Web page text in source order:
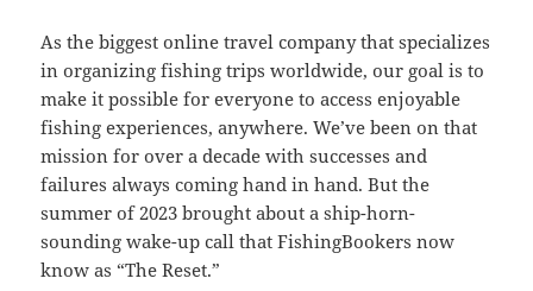
As the biggest online travel company that specializes
in organizing fishing trips worldwide, our goal is to
make it possible for everyone to access enjoyable
fishing experiences, anywhere. We’ve been on that
mission for over a decade with successes and
failures always coming hand in hand. But the
summer of 2023 brought about a ship-horn-
sounding wake-up call that FishingBookers now
know as “The Reset.”